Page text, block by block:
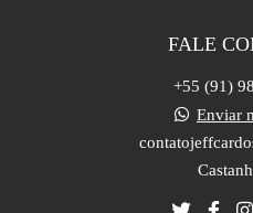
FALE
+55 (91)
Enviar